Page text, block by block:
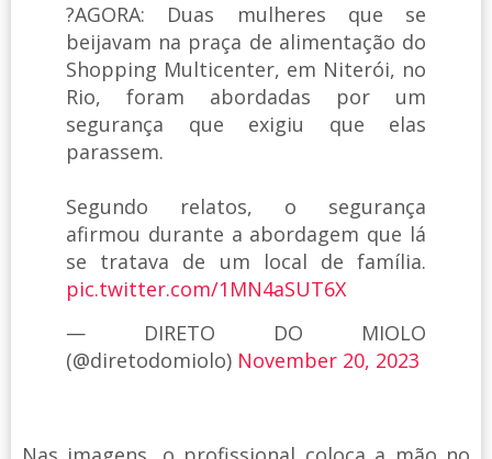
?AGORA: Duas mulheres que se
beijavam na praça de alimentação do
Shopping Multicenter, em Niterói, no
Rio, foram abordadas por um
segurança que exigiu que elas
parassem.
Segundo relatos, o segurança
afirmou durante a abordagem que lá
se tratava de um local de família.
pic.twitter.com/1MN4aSUT6X
— DIRETO DO MIOLO
(@diretodomiolo) November 20, 2023